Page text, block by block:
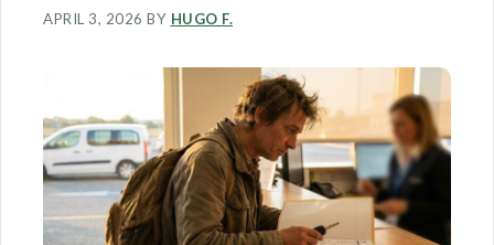
APRIL 3, 2026 BY HUGO F.